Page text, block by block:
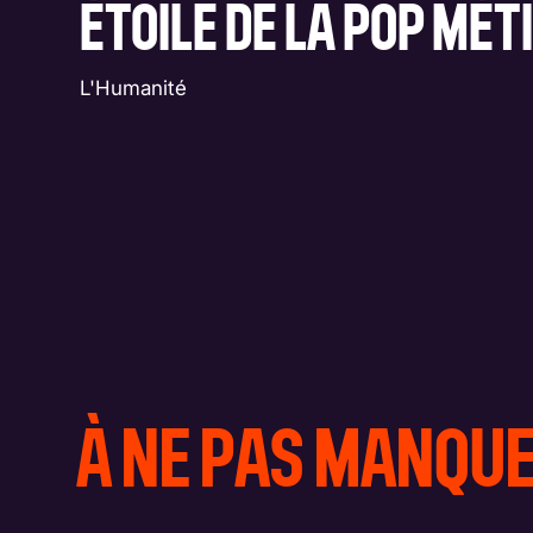
ÉTOILE DE LA POP
L'Humanité
À NE PAS